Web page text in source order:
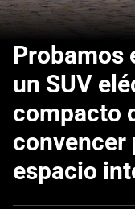
Probamos
un SUV
compacto
convencer
espacio